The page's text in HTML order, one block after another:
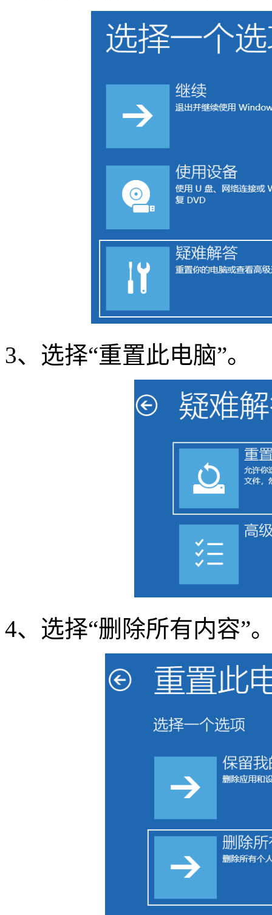
3、选择“重置此电脑”。
4、选择“删除所有内容”